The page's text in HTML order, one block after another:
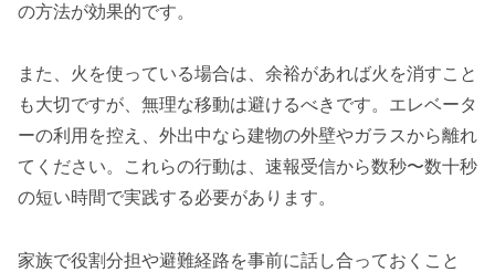
の方法が効果的です。
また、火を使っている場合は、余裕があれば火を消すこと
も大切ですが、無理な移動は避けるべきです。エレベータ
ーの利用を控え、外出中なら建物の外壁やガラスから離れ
てください。これらの行動は、速報受信から数秒〜数十秒
の短い時間で実践する必要があります。
家族で役割分担や避難経路を事前に話し合っておくこと